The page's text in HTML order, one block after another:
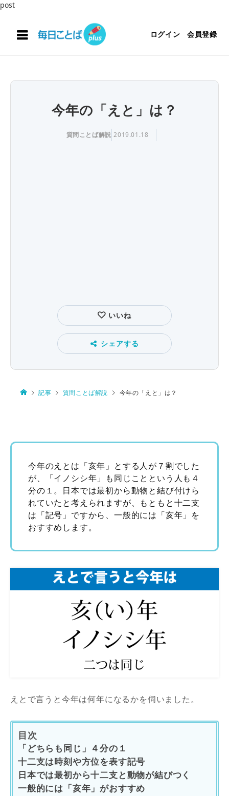
post
ログイン 会員登録
今年の「えと」は？
質問ことば解説 2019.01.18
いいね
シェアする
記事 質問ことば解説 今年の「えと」は？
今年のえとは「亥年」とする人が７割でした
が、「イノシシ年」も同じことという人も４
分の１。日本では最初から動物と結び付けら
れていたと考えられますが、もともと十二支
は「記号」ですから、一般的には「亥年」を
おすすめします。
えとで言うと今年は何年になるかを伺いました。
目次
「どちらも同じ」４分の１
十二支は時刻や方位を表す記号
日本では最初から十二支と動物が結びつく
一般的には「亥年」がおすすめ